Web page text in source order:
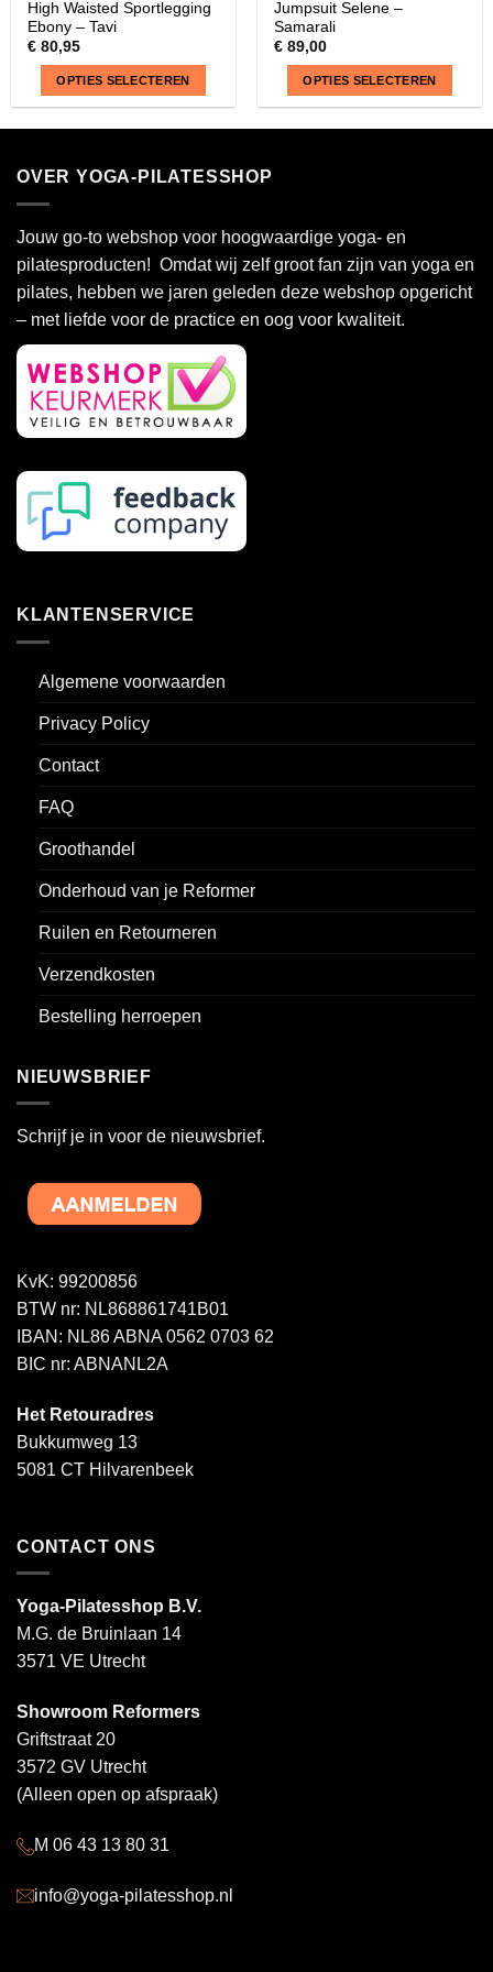
High Waisted Sportlegging
Ebony – Tavi
€80,95
OPTIES SELECTEREN
meerdere
variaties.
Deze
optie
gekozen
worden
op
de
productpagina
Jumpsuit Selene –
Samarali
€89,00
OPTIES SELECTEREN
Deze
kan
gekozen
worden
OVER YOGA-PILATESSHOP
Jouw go-to webshop voor hoogwaardige yoga- en
pilatesproducten! Omdat wij zelf groot fan zijn van yoga en
pilates, hebben we jaren geleden deze webshop opgericht
– met liefde voor de practice en oog voor kwaliteit.
KLANTENSERVICE
Algemene voorwaarden
Privacy Policy
Contact
FAQ
Groothandel
Onderhoud van je Reformer
Ruilen en Retourneren
Verzendkosten
Bestelling herroepen
NIEUWSBRIEF
Schrijf je in voor de nieuwsbrief.
KvK: 99200856
BTW nr: NL868861741B01
IBAN: NL86 ABNA 0562 0703 62
BIC nr: ABNANL2A
Het Retouradres
Bukkumweg 13
5081 CT Hilvarenbeek
CONTACT ONS
Yoga-Pilatesshop B.V.
M.G. de Bruinlaan 14
3571 VE Utrecht
Showroom Reformers
Griftstraat 20
3572 GV Utrecht
(Alleen open op afspraak)
M 06 43 13 80 31
info@yoga-pilatesshop.nl